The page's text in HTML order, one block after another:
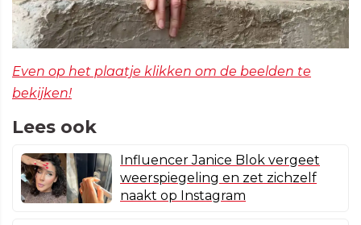
Even op het plaatje klikken om de beelden te
bekijken!
Lees ook
Influencer Janice Blok vergeet
weerspiegeling en zet zichzelf
naakt op Instagram